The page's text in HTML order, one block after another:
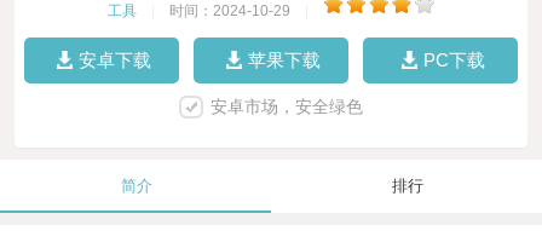
工具 时间：2024-10-29
安卓下载 苹果下载 PC下载
安卓市场，安全绿色
简介 排行